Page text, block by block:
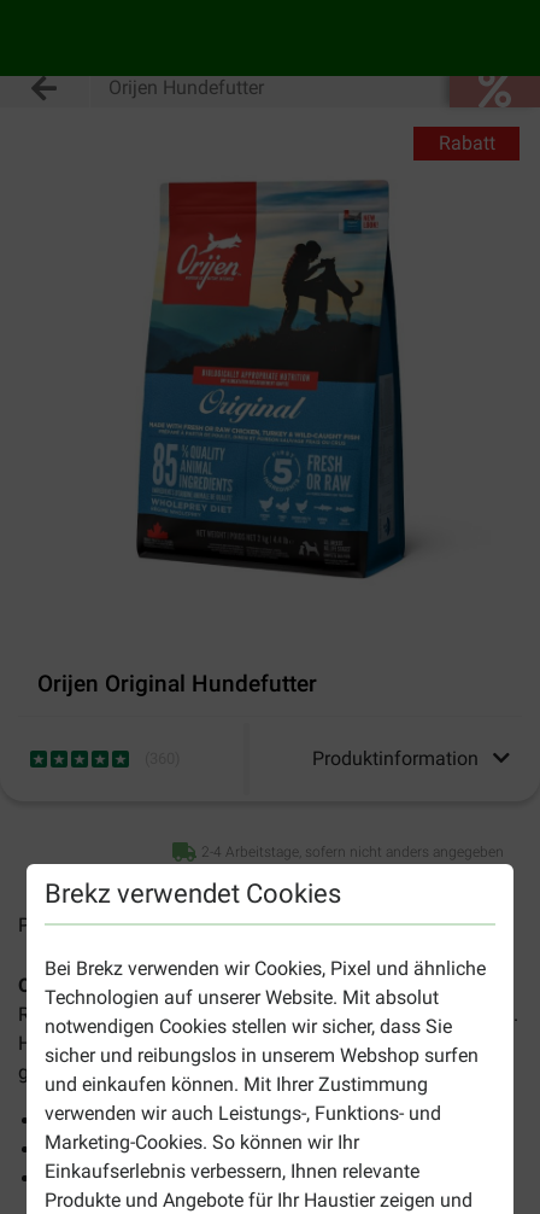
Brekz verwendet Cookies
Bei Brekz verwenden wir Cookies, Pixel und ähnliche
Technologien auf unserer Website. Mit absolut
notwendigen Cookies stellen wir sicher, dass Sie
sicher und reibungslos in unserem Webshop surfen
und einkaufen können. Mit Ihrer Zustimmung
verwenden wir auch Leistungs-, Funktions- und
Marketing-Cookies. So können wir Ihr
Einkaufserlebnis verbessern, Ihnen relevante
Produkte und Angebote für Ihr Haustier zeigen und
Orijen Hundefutter
Rabatt
Orijen Original Hundefutter
Produktinformation
2-4 Arbeitstage, sofern nicht anders angegeben
Preise inkl. MwSt zzgl.Versandkosten
Orijen Original Hundefutter
ist für erwachsene Hunde.
Reich an Huhn und Truthahn, mit frisch gefangenem Fisch.
Hochwertige Nährstoffe helfen dabei, dass ihr Hund
gesund und stark bleibt.
Enthält hochwertige Proteine.
Enthält viele Vitamine.
Sorgt für eine gute Verträglichkeit.